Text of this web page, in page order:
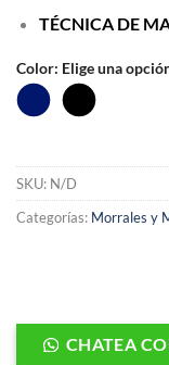
TÉCNICA DE
Color: Elige una
SKU: N/D
Categorías: Morrales y
CHATEA